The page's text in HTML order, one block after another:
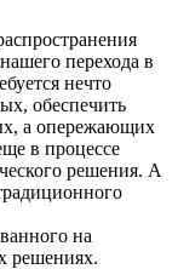
перехода в
нечто
обеспечить
а опережающих
в процессе
решения. А
на
решениях.